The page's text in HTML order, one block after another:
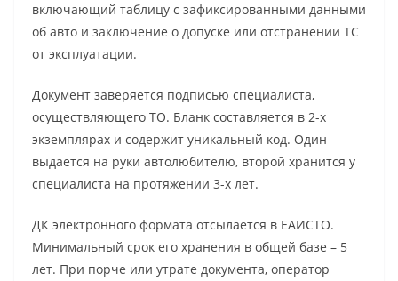
включающий таблицу с зафиксированными данными
об авто и заключение о допуске или отстранении ТС
от эксплуатации.
Документ заверяется подписью специалиста,
осуществляющего ТО. Бланк составляется в 2-х
экземплярах и содержит уникальный код. Один
выдается на руки автолюбителю, второй хранится у
специалиста на протяжении 3-х лет.
ДК электронного формата отсылается в ЕАИСТО.
Минимальный срок его хранения в общей базе – 5
лет. При порче или утрате документа, оператор